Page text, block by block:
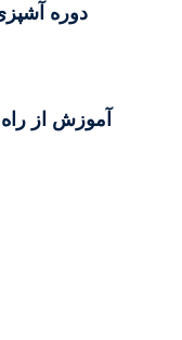
دوره
آموزش از راه